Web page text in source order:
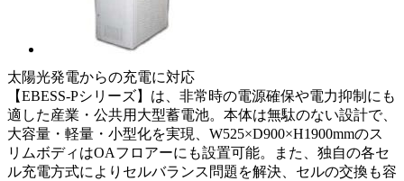
太陽光発電からの充電に対応
【EBESS-Pシリーズ】は、非常時の電源確保や電力抑制にも
適した産業・公共用大型蓄電池。本体は無駄のない設計で、
大容量・軽量・小型化を実現、W525×D900×H1900mmのス
リムボディはOAフロアーにも設置可能。また、独自の各セ
ル充電方式によりセルバランス問題を解決、セルの交換も容